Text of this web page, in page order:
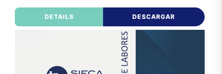
DETAILS DESCARGAR